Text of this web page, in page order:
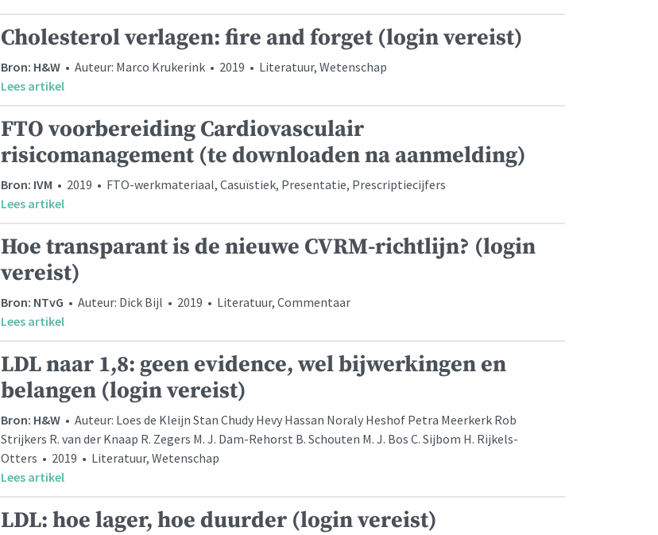
Cholesterol verlagen: fire and forget (login vereist)
Bron: H&W • Auteur: Marco Krukerink • 2019 • Literatuur, Wetenschap
Lees artikel
FTO voorbereiding Cardiovasculair
risicomanagement (te downloaden na aanmelding)
Bron: IVM • 2019 • FTO-werkmateriaal, Casuïstiek, Presentatie, Prescriptiecijfers
Lees artikel
Hoe transparant is de nieuwe CVRM-richtlijn? (login
vereist)
Bron: NTvG • Auteur: Dick Bijl • 2019 • Literatuur, Commentaar
Lees artikel
LDL naar 1,8: geen evidence, wel bijwerkingen en
belangen (login vereist)
Bron: H&W • Auteur: Loes de Kleijn Stan Chudy Hevy Hassan Noraly Heshof Petra Meerkerk Rob
Strijkers R. van der Knaap R. Zegers M. J. Dam-Rehorst B. Schouten M. J. Bos C. Sijbom H. Rijkels-
Otters • 2019 • Literatuur, Wetenschap
Lees artikel
LDL: hoe lager, hoe duurder (login vereist)